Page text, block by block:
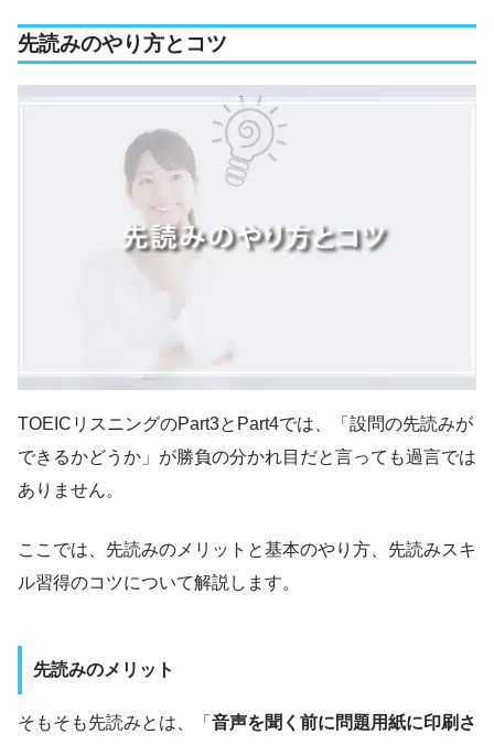
先読みのやり方とコツ
TOEICリスニングのPart3とPart4では、「設問の先読みが
できるかどうか」が勝負の分かれ目だと言っても過言では
ありません。
ここでは、先読みのメリットと基本のやり方、先読みスキ
ル習得のコツについて解説します。
先読みのメリット
そもそも先読みとは、「 音声を聞く前に問題用紙に印刷さ